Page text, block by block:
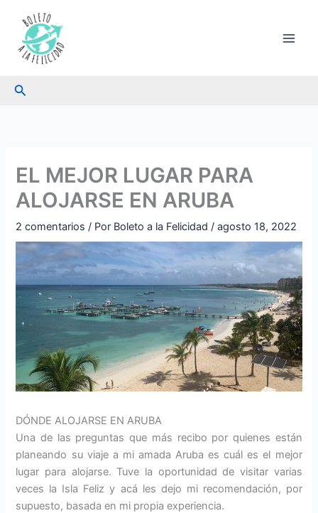
contenido
Buscar
EL MEJOR LUGAR PARA
ALOJARSE EN ARUBA
2 comentarios / Por Boleto a la Felicidad/agosto 18, 2022
DÓNDE ALOJARSE EN ARUBA
Una de las preguntas que más recibo por quienes están
planeando su viaje a mi amada Aruba es cuál es el mejor
lugar para alojarse. Tuve la oportunidad de visitar varias
veces la Isla Feliz y acá les dejo mi recomendación, por
supuesto, basada en mi propia experiencia.